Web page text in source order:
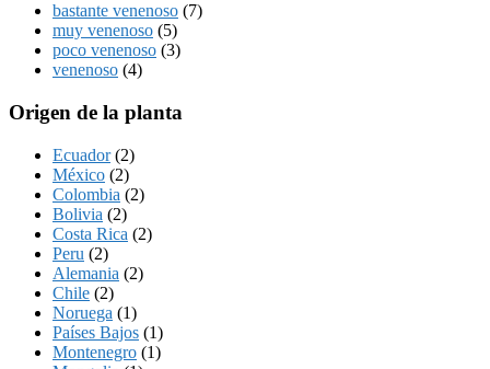
bastante venenoso (7)
muy venenoso (5)
poco venenoso (3)
venenoso (4)
Origen de la planta
Ecuador(2)
México (2)
Colombia (2)
Bolivia (2)
Costa Rica (2)
Peru (2)
Alemania (2)
Chile (2)
Noruega (1)
Países Bajos (1)
Montenegro (1)